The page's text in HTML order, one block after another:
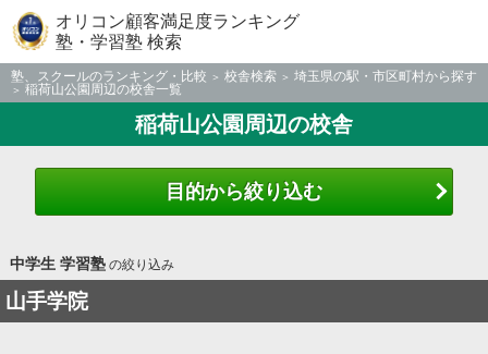
オリコン顧客満足度ランキング
塾・学習塾 検索
塾、スクールのランキング・比較 校舎検索
埼玉県の駅・市区町村から探す
稲荷山公園周辺の校舎一覧
稲荷山公園周辺の校舎
目的から絞り込む
中学生 学習塾の絞り込み
山手学院